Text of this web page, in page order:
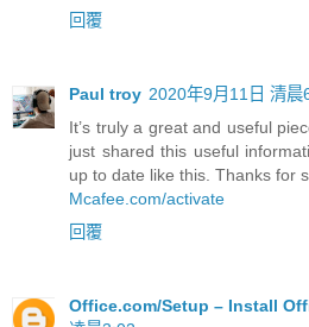
回覆
Paul troy 2020年9月11日 清晨
It’s truly a great and useful
just shared this useful
up to date like this. Thanks for
Mcafee.com/activate
回覆
Office.com/Setup – Install